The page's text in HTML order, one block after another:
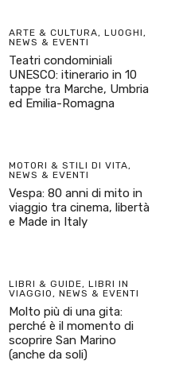
ARTE & CULTURA, LUOGHI,
NEWS & EVENTI
Teatri condominiali
UNESCO: itinerario in 10
tappe tra Marche, Umbria
ed Emilia-Romagna
MOTORI & STILI DI VITA,
NEWS & EVENTI
Vespa: 80 anni di mito in
viaggio tra cinema, libertà
e Made in Italy
LIBRI & GUIDE, LIBRI IN
VIAGGIO, NEWS & EVENTI
Molto più di una gita:
perché è il momento di
scoprire San Marino
(anche da soli)